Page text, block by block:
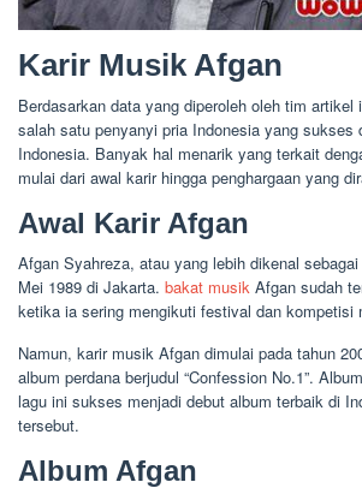
Karir Musik Afgan
Berdasarkan data yang diperoleh oleh tim artikel
salah satu penyanyi pria Indonesia yang sukses
Indonesia. Banyak hal menarik yang terkait
mulai dari awal karir hingga penghargaan yang
Awal Karir Afgan
Afgan Syahreza, atau yang lebih dikenal
Mei 1989 di Jakarta. bakat musik Afgan sudah
ketika ia sering mengikuti festival dan kompetisi
Namun, karir musik Afgan dimulai pada tahun
album perdana berjudul “Confession No.1”.
lagu ini sukses menjadi debut album terbaik di
tersebut.
Album Afgan